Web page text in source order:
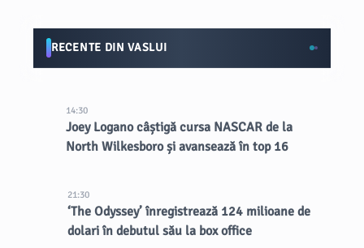
RECENTE DIN VASLUI
14:30
Joey Logano câștigă cursa NASCAR de la
North Wilkesboro și avansează în top 16
21:30
‘The Odyssey’ înregistrează 124 milioane de
dolari în debutul său la box office